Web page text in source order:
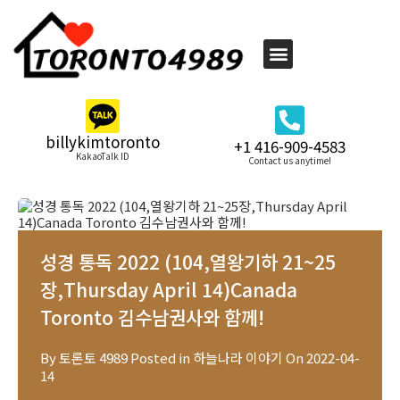
billykimtoronto
KakaoTalk ID +1 416-909-4583
Contact us anytime!
성경 통독 2022 (104,열왕기하 21~25
장,Thursday April 14)Canada
Toronto 김수남권사와 함께!
By토론토 4989Posted in 하늘나라 이야기 On2022-04-
14